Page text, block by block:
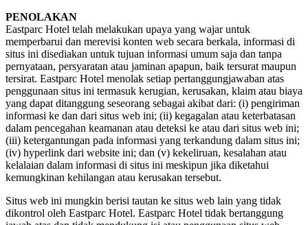
PENOLAKAN
Eastparc Hotel telah melakukan upaya yang wajar untuk
memperbarui dan merevisi konten web secara berkala, informasi di
situs ini disediakan untuk tujuan informasi umum saja dan tanpa
pernyataan, persyaratan atau jaminan apapun, baik tersurat maupun
tersirat. Eastparc Hotel menolak setiap pertanggungjawaban atas
penggunaan situs ini termasuk kerugian, kerusakan, klaim atau biaya
yang dapat ditanggung seseorang sebagai akibat dari: (i) pengiriman
informasi ke dan dari situs web ini; (ii) kegagalan atau keterbatasan
dalam pencegahan keamanan atau deteksi ke atau dari situs web ini;
(iii) ketergantungan pada informasi yang terkandung dalam situs ini;
(iv) hyperlink dari website ini; dan (v) kekeliruan, kesalahan atau
kelalaian dalam informasi di situs ini meskipun jika diketahui
kemungkinan kehilangan atau kerusakan tersebut.
Situs web ini mungkin berisi tautan ke situs web lain yang tidak
dikontrol oleh Eastparc Hotel. Eastparc Hotel tidak bertanggung